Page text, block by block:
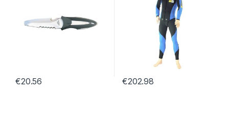
€20.56 €202.98